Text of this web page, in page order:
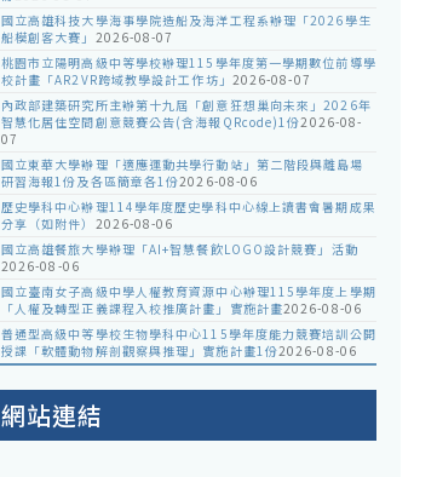
國立高雄科技大學海事學院造船及海洋工程系辦理「2026學生
船模創客大賽」 2026-08-07
桃園市立陽明高級中等學校辦理115學年度第一學期數位前導學
校計畫「AR2VR跨域教學設計工作坊」 2026-08-07
內政部建築研究所主辦第十九屆「創意狂想巢向未來」2026年
智慧化居住空間創意競賽公告(含海報QRcode)1份2026-08-
07
國立東華大學辦理「適應運動共學行動站」第二階段與離島場
研習海報1份及各區簡章各1份2026-08-06
歷史學科中心辦理114學年度歷史學科中心線上讀書會暑期成果
分享（如附件） 2026-08-06
國立高雄餐旅大學辦理「AI+智慧餐飲LOGO設計競賽」活動
2026-08-06
國立臺南女子高級中學人權教育資源中心辦理115學年度上學期
「人權及轉型正義課程入校推廣計畫」實施計畫2026-08-06
普通型高級中等學校生物學科中心115學年度能力競賽培訓公開
授課「軟體動物解剖觀察與推理」實施計畫1份2026-08-06
網站連結